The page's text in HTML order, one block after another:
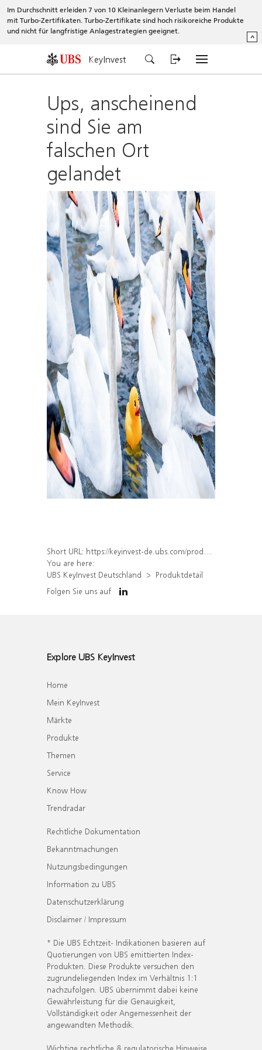
Im Durchschnitt erleiden 7 von 10 Kleinanlegern Verluste beim Handel
mit Turbo-Zertifikaten. Turbo-Zertifikate sind hoch risikoreiche Produkte
und nicht für langfristige Anlagestrategien geeignet.
^
KeyInvest
Ups, anscheinend
sind Sie am
falschen Ort
gelandet
Short URL: https://keyinvest-de.ubs.com/produkt/detail/index/isin/DE000WA7CL88
You are here:
UBS KeyInvest Deutschland
Produktdetail
Folgen Sie uns auf
Explore UBS KeyInvest
Home
Mein KeyInvest
Märkte
Produkte
Themen
Service
Know How
Trendradar
Rechtliche Dokumentation
Bekanntmachungen
Nutzungsbedingungen
Information zu UBS
Datenschutzerklärung
Disclaimer / Impressum
* Die UBS Echtzeit- Indikationen basieren auf
Quotierungen von UBS emittierten Index-
Produkten. Diese Produkte versuchen den
zugrundeliegenden Index im Verhältnis 1:1
nachzufolgen. UBS übernimmt dabei keine
Gewährleistung für die Genauigkeit,
Vollständigkeit oder Angemessenheit der
angewandten Methodik.